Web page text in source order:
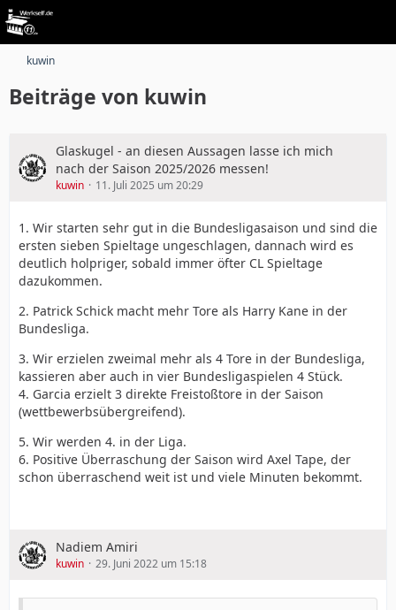
kuwin
Beiträge von kuwin
Glaskugel - an diesen Aussagen lasse ich mich
nach der Saison 2025/2026 messen!
kuwin 11. Juli 2025 um 20:29
1. Wir starten sehr gut in die Bundesligasaison und sind die
ersten sieben Spieltage ungeschlagen, dannach wird es
deutlich holpriger, sobald immer öfter CL Spieltage
dazukommen.
2. Patrick Schick macht mehr Tore als Harry Kane in der
Bundesliga.
3. Wir erzielen zweimal mehr als 4 Tore in der Bundesliga,
kassieren aber auch in vier Bundesligaspielen 4 Stück.
4. Garcia erzielt 3 direkte Freistoßtore in der Saison
(wettbewerbsübergreifend).
5. Wir werden 4. in der Liga.
6. Positive Überraschung der Saison wird Axel Tape, der
schon überraschend weit ist und viele Minuten bekommt.
Nadiem Amiri
kuwin 29. Juni 2022 um 15:18